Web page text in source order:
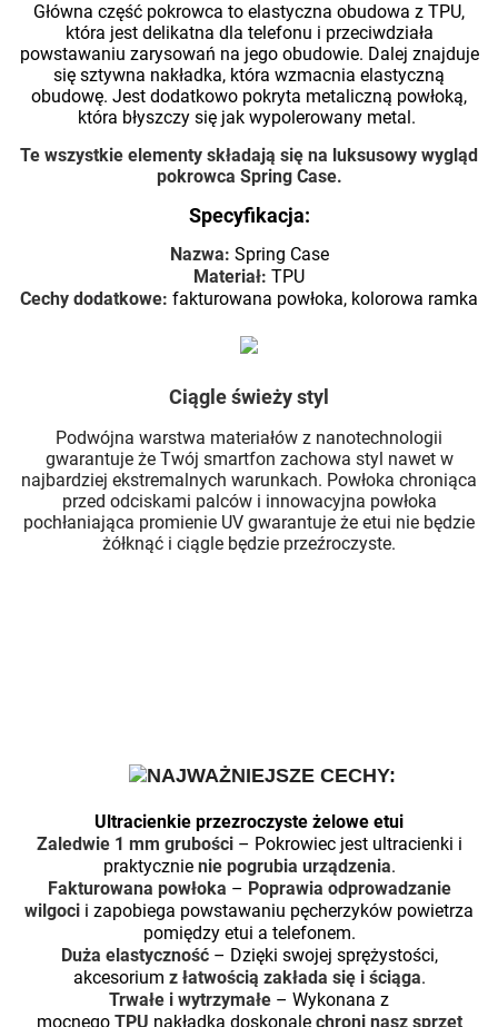
Główna część pokrowca to elastyczna obudowa z TPU,
która jest delikatna dla telefonu i przeciwdziała
powstawaniu zarysowań na jego obudowie. Dalej znajduje
się sztywna nakładka, która wzmacnia elastyczną
obudowę. Jest dodatkowo pokryta metaliczną powłoką,
która błyszczy się jak wypolerowany metal.
Te wszystkie elementy składają się na luksusowy wygląd
pokrowca Spring Case.
Specyfikacja:
Nazwa: Spring Case
Materiał: TPU
Cechy dodatkowe: fakturowana powłoka, kolorowa ramka
Ciągle świeży styl
Podwójna warstwa materiałów z nanotechnologii
gwarantuje że Twój smartfon zachowa styl nawet w
najbardziej ekstremalnych warunkach. Powłoka chroniąca
przed odciskami palców i innowacyjna powłoka
pochłaniająca promienie UV gwarantuje że etui nie będzie
żółknąć i ciągle będzie przeźroczyste.
NAJWAŻNIEJSZE CECHY:
Ultracienkie przezroczyste żelowe etui
Zaledwie 1 mm grubości– Pokrowiec jest ultracienki i
praktycznie nie pogrubia urządzenia.
Fakturowana powłoka – Poprawia odprowadzanie
wilgoci i zapobiega powstawaniu pęcherzyków powietrza
pomiędzy etui a telefonem.
Duża elastyczność– Dzięki swojej sprężystości,
akcesorium z łatwością zakłada się i ściąga.
Trwałe i wytrzymałe – Wykonana z
mocnego TPU nakładka doskonale chroni nasz sprzęt